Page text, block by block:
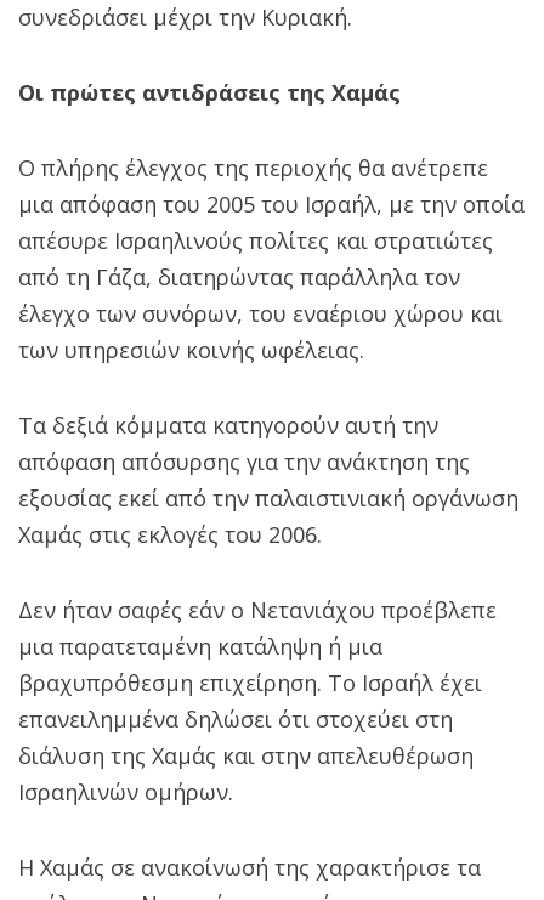
συνεδριάσει μέχρι την Κυριακή.
Οι πρώτες αντιδράσεις της Χαμάς
Ο πλήρης έλεγχος της περιοχής θα ανέτρεπε
μια απόφαση του 2005 του Ισραήλ, με την οποία
απέσυρε Ισραηλινούς πολίτες και στρατιώτες
από τη Γάζα, διατηρώντας παράλληλα τον
έλεγχο των συνόρων, του εναέριου χώρου και
των υπηρεσιών κοινής ωφέλειας.
Τα δεξιά κόμματα κατηγορούν αυτή την
απόφαση απόσυρσης για την ανάκτηση της
εξουσίας εκεί από την παλαιστινιακή οργάνωση
Χαμάς στις εκλογές του 2006.
Δεν ήταν σαφές εάν ο Νετανιάχου προέβλεπε
μια παρατεταμένη κατάληψη ή μια
βραχυπρόθεσμη επιχείρηση. Το Ισραήλ έχει
επανειλημμένα δηλώσει ότι στοχεύει στη
διάλυση της Χαμάς και στην απελευθέρωση
Ισραηλινών ομήρων.
Η Χαμάς σε ανακοίνωσή της χαρακτήρισε τα